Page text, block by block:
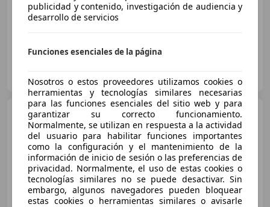
11/2022 22.722 km Diésel 81 kW (110 CV)
Citroen C3 Aircross
BlueHDi S&S Shine 110
€ 11.500
Buen precio
publicidad y contenido, investigación de audiencia y
desarrollo de servicios
Funciones esenciales de la página
Nosotros o estos proveedores utilizamos cookies o
herramientas y tecnologías similares necesarias
para las funciones esenciales del sitio web y para
garantizar su correcto funcionamiento.
Normalmente, se utilizan en respuesta a la actividad
del usuario para habilitar funciones importantes
como la configuración y el mantenimiento de la
información de inicio de sesión o las preferencias de
privacidad. Normalmente, el uso de estas cookies o
tecnologías similares no se puede desactivar. Sin
embargo, algunos navegadores pueden bloquear
estas cookies o herramientas similares o avisarle